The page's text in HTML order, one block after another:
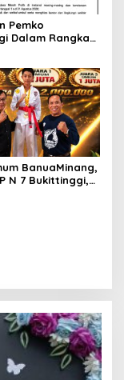
Pemko
Dalam Rangka
BanuaMinang,
N 7 Bukittinggi,
Karate Jam
Bukittinggi